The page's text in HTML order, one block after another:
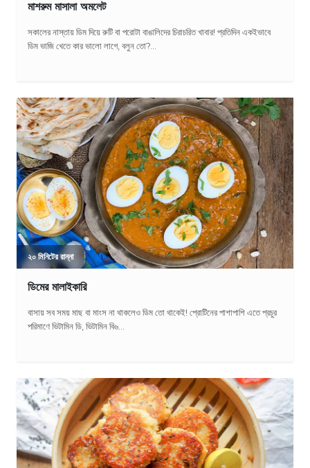
মাশরুম মাসালা অমলেট
সকালের নাস্তায় ডিম দিয়ে রুটি বা পরোটা বাঙালিদের চিরাচরিত খাবার! প্রতিদিন একইভাবে
ডিম ভাজি খেতে কার ভালো লাগে, বলুন তো?...
২০ মিনিটের রান্না
ডিমের মালাইকারি
বাসায় সব সময় মাছ বা মাংস না থাকলেও ডিম তো থাকেই! প্রোটিনের পাশাপাশি এতে প্রচুর
পরিমাণে ভিটামিন ডি, ভিটামিন বি৬...